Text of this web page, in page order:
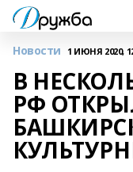
Новости 1 ИЮНЯ 2020,
В
РФ